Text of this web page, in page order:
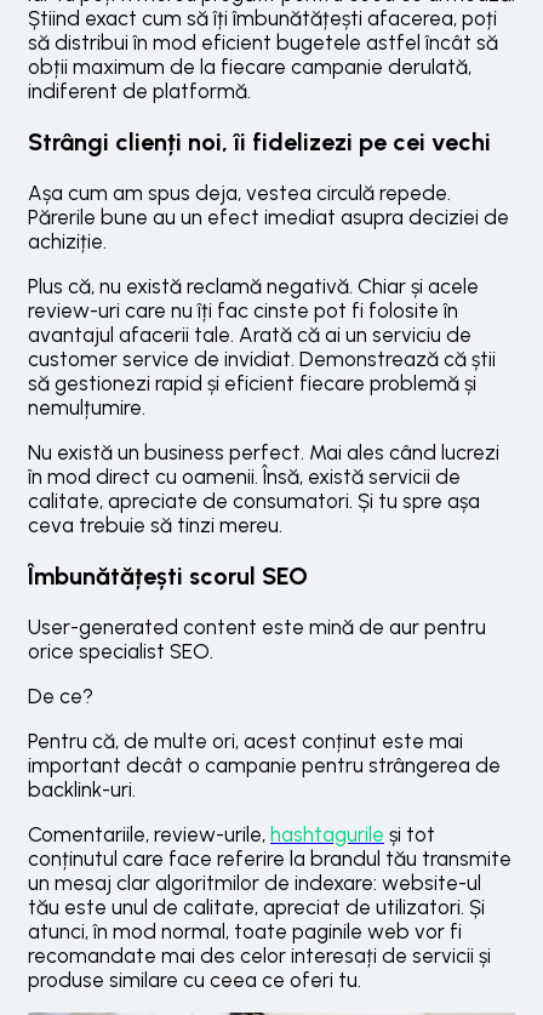
Știind exact cum să îți îmbunătățești afacerea, poți
să distribui în mod eficient bugetele astfel încât să
obții maximum de la fiecare campanie derulată,
indiferent de platformă.
Strângi clienți noi, îi fidelizezi pe cei vechi
Așa cum am spus deja, vestea circulă repede.
Părerile bune au un efect imediat asupra deciziei de
achiziție.
Plus că, nu există reclamă negativă. Chiar și acele
review-uri care nu îți fac cinste pot fi folosite în
avantajul afacerii tale. Arată că ai un serviciu de
customer service de invidiat. Demonstrează că știi
să gestionezi rapid și eficient fiecare problemă și
nemulțumire.
Nu există un business perfect. Mai ales când lucrezi
în mod direct cu oamenii. Însă, există servicii de
calitate, apreciate de consumatori. Și tu spre așa
ceva trebuie să tinzi mereu.
Îmbunătățești scorul SEO
User-generated content este mină de aur pentru
orice specialist SEO.
De ce?
Pentru că, de multe ori, acest conținut este mai
important decât o campanie pentru strângerea de
backlink-uri.
Comentariile, review-urile, hashtagurile și tot
conținutul care face referire la brandul tău transmite
un mesaj clar algoritmilor de indexare: website-ul
tău este unul de calitate, apreciat de utilizatori. Și
atunci, în mod normal, toate paginile web vor fi
recomandate mai des celor interesați de servicii și
produse similare cu ceea ce oferi tu.